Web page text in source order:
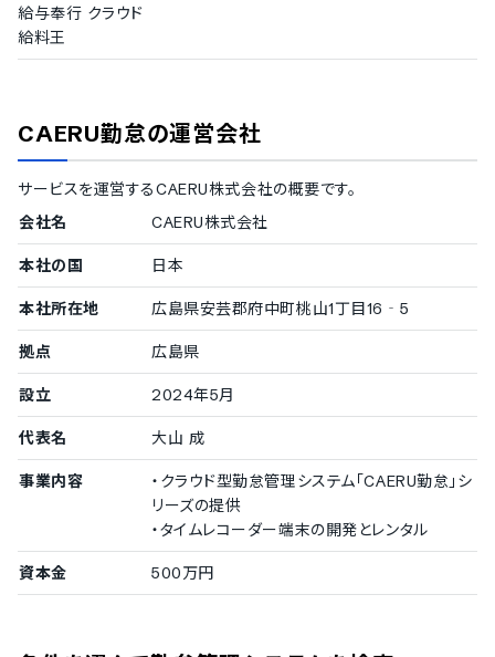
シフトの作成機能
従業員へのシフト募集管理
夜勤の日跨ぎシフト設定対応
有給休暇の自動付与機能
独自休暇の作成機能
有休残日数の確認機能
休暇失効前の通知機能
時間単位の有休管理機能
LINEでの有休残日数確認機能
働き方改革関連法対応
変形労働時間制への対応
時間外労働の上限超過アラート設定
年次有休5日の未取得アラート設定
月60時間超の法定時間外労働の割増賃金計算
インターバル不足へのアラート機能
休日勤務アラート設定
医療機関対応
給与奉行 クラウド
給料王
CAERU勤怠の運営会社
サービスを運営するCAERU株式会社の概要です。
会社名
CAERU株式会社
本社の国 日本
本社所在地 広島県安芸郡府中町桃山1丁目16‐5
拠点 広島県
設立 2024年5月
代表名 大山 成
事業内容
・クラウド型勤怠管理システム「CAERU勤怠」シ
リーズの提供
・タイムレコーダー端末の開発とレンタル
資本金 500万円